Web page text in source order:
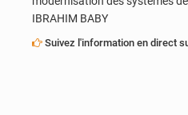
IBRAHIM BABY
Suivez l'information en direct